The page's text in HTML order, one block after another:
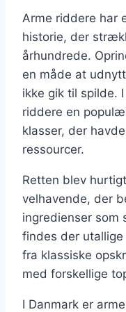
Arme riddere har
historie, der
århundrede.
en måde at
ikke gik til spilde.
riddere en
klasser, der
ressourcer.
Retten blev
velhavende, der
ingredienser som
findes der
fra klassiske
med forskellige
I Danmark er